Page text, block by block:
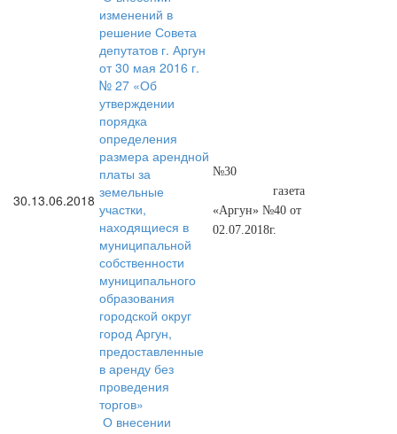
30.13.06.2018
изменений в
решение Совета
депутатов г. Аргун
от 30 мая 2016 г.
№ 27 «Об
утверждении
порядка
определения
размера арендной
платы за
земельные
участки,
находящиеся в
муниципальной
собственности
муниципального
образования
городской округ
город Аргун,
предоставленные
в аренду без
проведения
торгов»
№30
газета
«Аргун» №40 от
02.07.2018г.
О внесении